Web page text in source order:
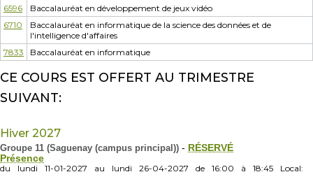
6596
Baccalauréat en développement de jeux vidéo
6710
Baccalauréat en informatique de la science des données et de
l'intelligence d'affaires
7833
Baccalauréat en informatique
CE COURS EST OFFERT AU TRIMESTRE
SUIVANT:
Hiver 2027
Groupe 11 (Saguenay (campus principal)) - RÉSERVÉ
Présence
du
lundi 11-01-2027 au lundi 26-04-2027 de 16:00 à 18:45 Local: